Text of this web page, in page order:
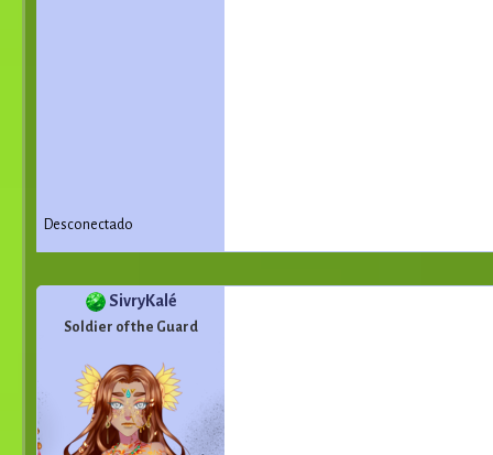
Desconectado
SivryKalé
Soldier of the Guard